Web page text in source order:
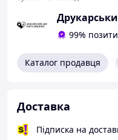
99%
Каталог продавця
Доставка
Підписка на